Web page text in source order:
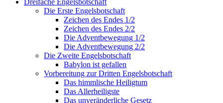
Dreifache Engelsbotschaft
Die Erste Engelsbotschaft
Zeichen des Endes 1/2
Zeichen des Endes 2/2
Die Adventbewegung 1/2
Die Adventbewegung 2/2
Die Zweite Engelsbotschaft
Babylon ist gefallen
Vorbereitung zur Dritten Engelsbotschaft
Das himmlische Heiligtum
Das Allerheiligste
Das unveränderliche Gesetz